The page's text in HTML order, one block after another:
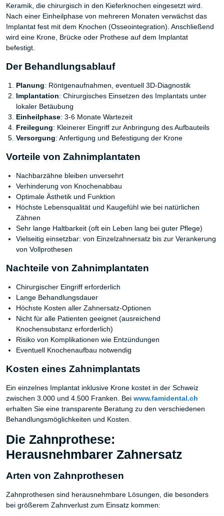
Keramik, die chirurgisch in den Kieferknochen eingesetzt wird.
Nach einer Einheilphase von mehreren Monaten verwächst das
Implantat fest mit dem Knochen (Osseointegration). Anschließend
wird eine Krone, Brücke oder Prothese auf dem Implantat
befestigt.
Der Behandlungsablauf
Planung: Röntgenaufnahmen, eventuell 3D-Diagnostik
Implantation: Chirurgisches Einsetzen des Implantats unter
lokaler Betäubung
Einheilphase: 3-6 Monate Wartezeit
Freilegung: Kleinerer Eingriff zur Anbringung des Aufbauteils
Versorgung: Anfertigung und Befestigung der Krone
Vorteile von Zahnimplantaten
Nachbarzähne bleiben unversehrt
Verhinderung von Knochenabbau
Optimale Ästhetik und Funktion
Höchste Lebensqualität und Kaugefühl wie bei natürlichen
Zähnen
Sehr lange Haltbarkeit (oft ein Leben lang bei guter Pflege)
Vielseitig einsetzbar: von Einzelzahnersatz bis zur Verankerung
von Vollprothesen
Nachteile von Zahnimplantaten
Chirurgischer Eingriff erforderlich
Lange Behandlungsdauer
Höchste Kosten aller Zahnersatz-Optionen
Nicht für alle Patienten geeignet (ausreichend
Knochensubstanz erforderlich)
Risiko von Komplikationen wie Entzündungen
Eventuell Knochenaufbau notwendig
Kosten eines Zahnimplantats
Ein einzelnes Implantat inklusive Krone kostet in der Schweiz
zwischen 3.000 und 4.500 Franken. Bei www.famidental.ch
erhalten Sie eine transparente Beratung zu den verschiedenen
Behandlungsmöglichkeiten und Kosten.
Die Zahnprothese:
Herausnehmbarer Zahnersatz
Arten von Zahnprothesen
Zahnprothesen sind herausnehmbare Lösungen, die besonders
bei größerem Zahnverlust zum Einsatz kommen: